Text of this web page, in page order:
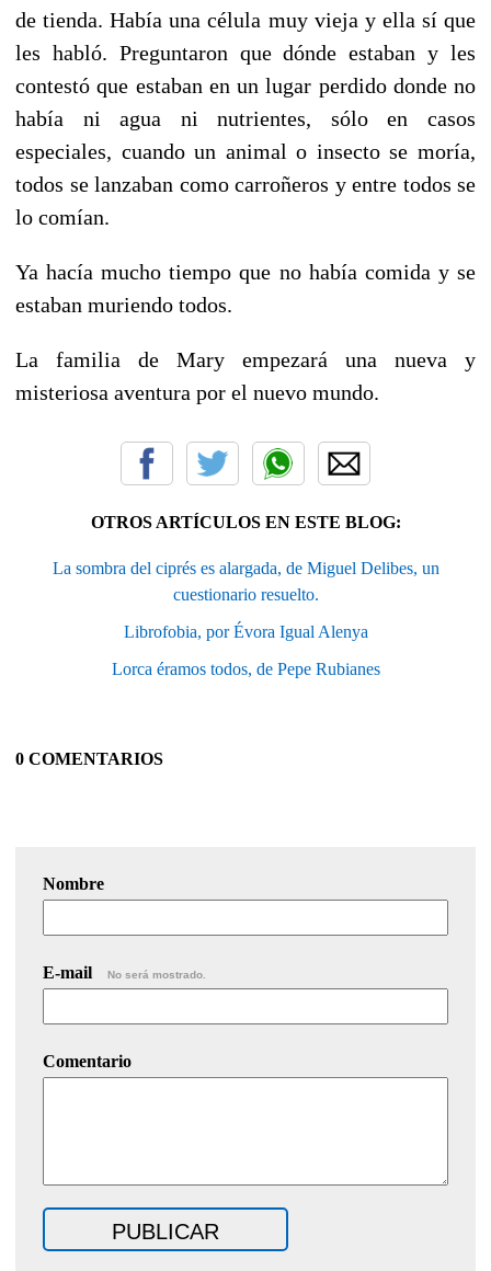
de tienda. Había una célula muy vieja y ella sí que
les habló. Preguntaron que dónde estaban y les
contestó que estaban en un lugar perdido donde no
había ni agua ni nutrientes, sólo en casos
especiales, cuando un animal o insecto se moría,
todos se lanzaban como carroñeros y entre todos se
lo comían.
Ya hacía mucho tiempo que no había comida y se
estaban muriendo todos.
La familia de Mary empezará una nueva y
misteriosa aventura por el nuevo mundo.
OTROS ARTÍCULOS EN ESTE BLOG:
La sombra del ciprés es alargada, de Miguel Delibes, un
cuestionario resuelto.
Librofobia, por Évora Igual Alenya
Lorca éramos todos, de Pepe Rubianes
0 COMENTARIOS
Nombre
E-mail No será mostrado.
Comentario